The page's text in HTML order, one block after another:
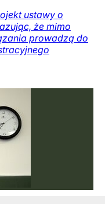
ustawy o
że mimo
prowadzą do